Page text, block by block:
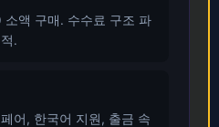
액 구매. 수수료 구조 파
.
어, 한국어 지원, 출금 속